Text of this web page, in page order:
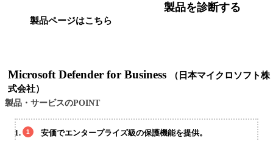
製品ページはこちら
製品を診断する
Microsoft Defender for Business
（日本マイクロソフト株
式会社）
製品・サービスのPOINT
安価でエンタープライズ級の保護機能を提供。